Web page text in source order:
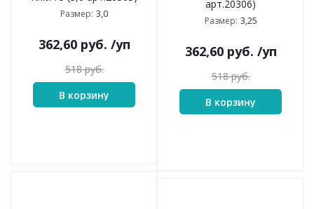
Размер: 3,0
362,60руб. /уп
518руб.
В корзину
арт.20306)
Размер: 3,25
362,60руб. /уп
518руб.
В корзину